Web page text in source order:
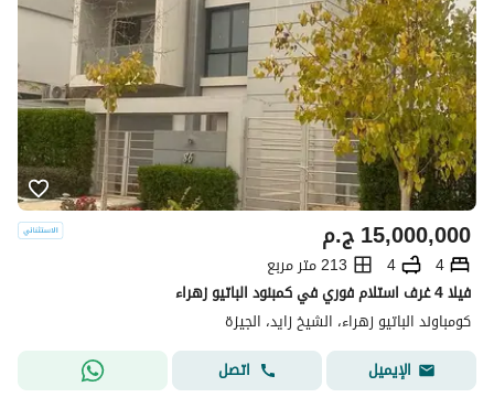
ج.م15,000,000
4
4
213 متر مربع
فيلا 4 غرف استلام فوري في كمبنود الباتيو زهراء
كومباوند الباتيو زهراء، الشيخ زايد، الجيزة
الإيميل
اتصل